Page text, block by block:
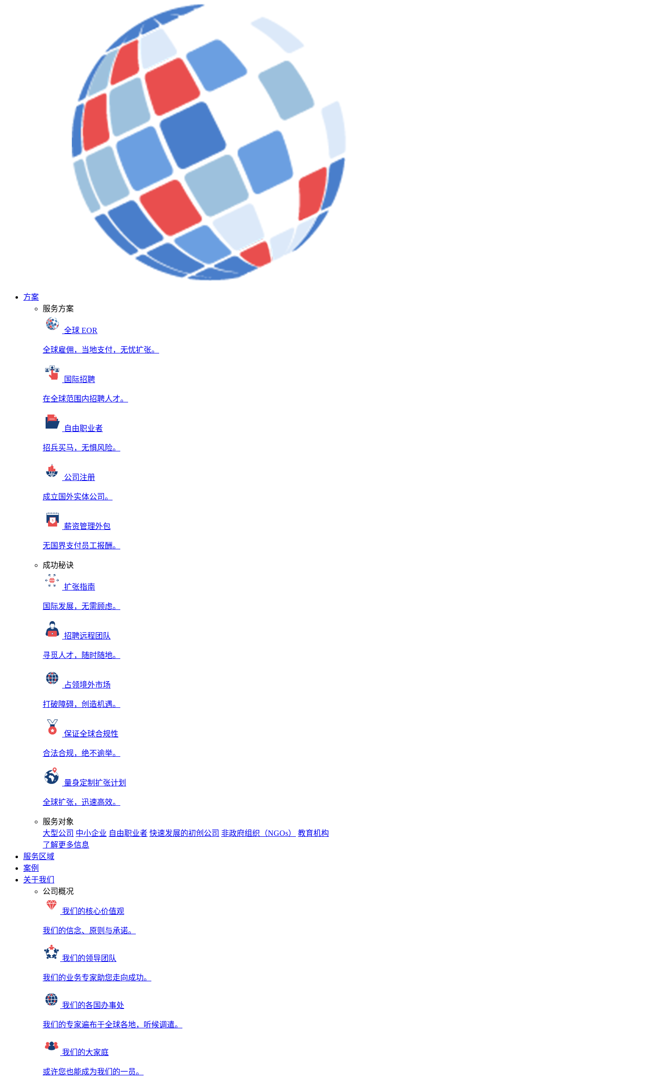
方案
服务方案
全球 EOR
全球雇佣，当地支付，无忧扩张。
国际招聘
在全球范围内招聘人才。
自由职业者
招兵买马，无惧风险。
公司注册
成立国外实体公司。
薪资管理外包
无国界支付员工报酬。
成功秘诀
扩张指南
国际发展，无需顾虑。
招聘远程团队
寻觅人才，随时随地。
占领境外市场
打破障碍，创造机遇。
保证全球合规性
合法合规，绝不逾举。
量身定制扩张计划
全球扩张，迅速高效。
服务对象
大型公司 中小企业 自由职业者 快速发展的初创公司 非政府组织（NGOs）
教育机构
了解更多信息
服务区域
案例
关于我们
公司概况
我们的核心价值观
我们的信念、原则与承诺。
我们的领导团队
我们的业务专家助您走向成功。
我们的各国办事处
我们的专家遍布于全球各地，听候调遣。
我们的大家庭
或许您也能成为我们的一员。